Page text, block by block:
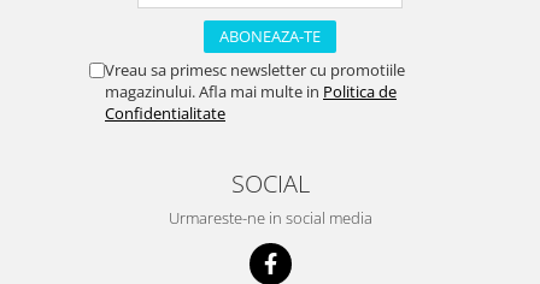
Vreau sa primesc newsletter cu promotiile
magazinului. Afla mai multe in Politica de
Confidentialitate
SOCIAL
Urmareste-ne in social media